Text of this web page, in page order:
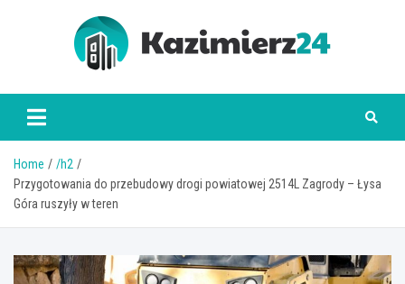
kazimierz24.pl
Home
/h2
Przygotowania do przebudowy drogi powiatowej 2514L Zagrody – Łysa
Góra ruszyły w teren